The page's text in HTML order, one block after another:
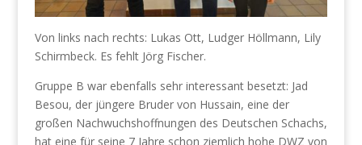
Von links nach rechts: Lukas Ott, Ludger Höllmann, Lily
Schirmbeck. Es fehlt Jörg Fischer.
Gruppe B war ebenfalls sehr interessant besetzt: Jad
Besou, der jüngere Bruder von Hussain, eine der
großen Nachwuchshoffnungen des Deutschen Schachs,
hat eine für seine 7 Jahre schon ziemlich hohe DWZ von